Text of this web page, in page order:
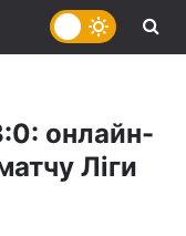
онлайн-
Ліги